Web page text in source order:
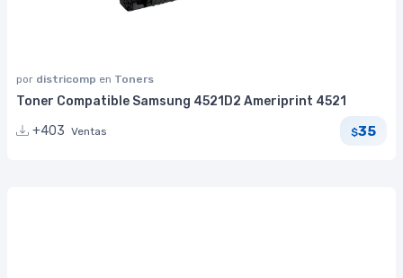
por districomp en Toners
Toner Compatible Samsung 4521D2 Ameriprint 4521
+403 Ventas $35